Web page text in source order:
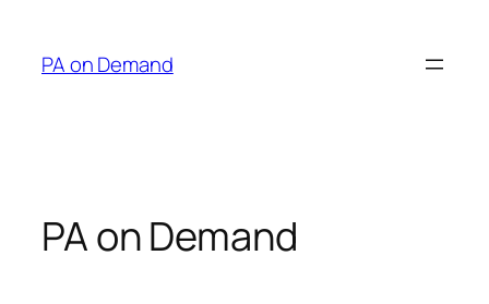
PA on Demand
PA on Demand